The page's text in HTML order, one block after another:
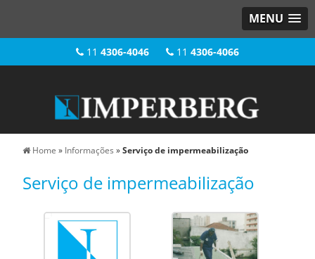
MENU
11 4306-4046 11 4306-4066
Home » Informações»Serviço de impermeabilização
Serviço de impermeabilização